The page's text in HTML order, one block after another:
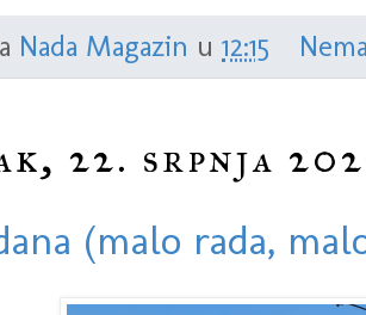
Nada Magazin u 12:15
22. srpnja
(malo rada,